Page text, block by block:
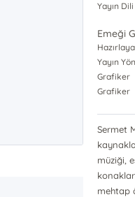
Yayın Dili
Emeği
Yayın
Grafiker
Grafiker
Sermet
müziği,
mehtap